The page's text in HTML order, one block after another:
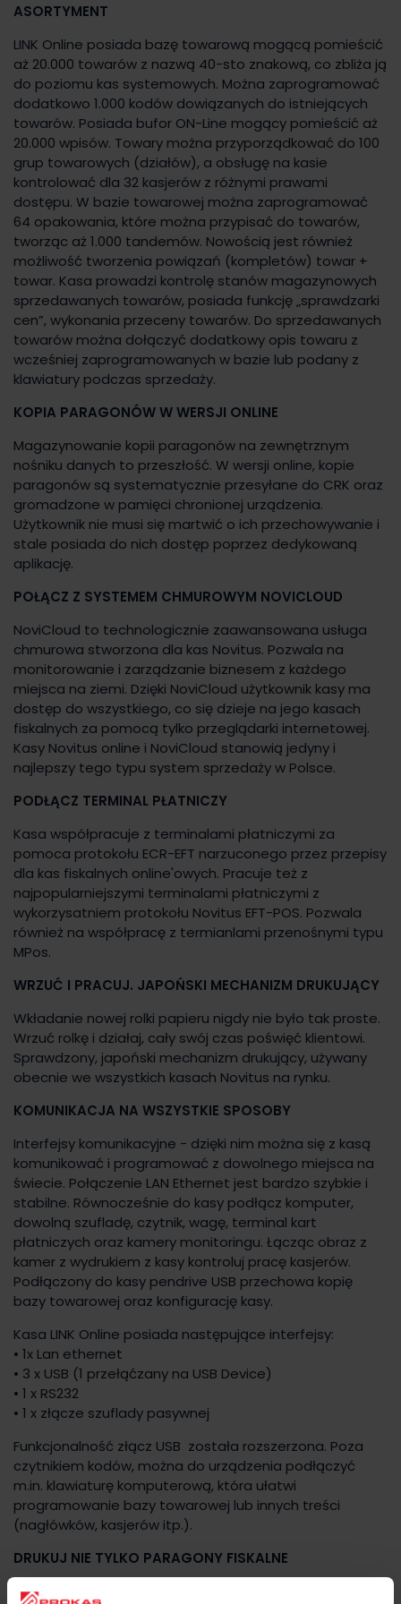
ASORTYMENT
LINK Online posiada bazę towarową mogącą pomieścić
aż 20.000 towarów z nazwą 40-sto znakową, co zbliża ją
do poziomu kas systemowych. Można zaprogramować
dodatkowo 1.000 kodów dowiązanych do istniejących
towarów. Posiada bufor ON-Line mogący pomieścić aż
20.000 wpisów. Towary można przyporządkować do 100
grup towarowych (działów), a obsługę na kasie
kontrolować dla 32 kasjerów z różnymi prawami
dostępu. W bazie towarowej można zaprogramować
64 opakowania, które można przypisać do towarów,
tworząc aż 1.000 tandemów. Nowością jest również
możliwość tworzenia powiązań (kompletów) towar +
towar. Kasa prowadzi kontrolę stanów magazynowych
sprzedawanych towarów, posiada funkcję „sprawdzarki
cen”, wykonania przeceny towarów. Do sprzedawanych
towarów można dołączyć dodatkowy opis towaru z
wcześniej zaprogramowanych w bazie lub podany z
klawiatury podczas sprzedaży.
KOPIA PARAGONÓW W WERSJI ONLINE
Magazynowanie kopii paragonów na zewnętrznym
nośniku danych to przeszłość. W wersji online, kopie
paragonów są systematycznie przesyłane do CRK oraz
gromadzone w pamięci chronionej urządzenia.
Użytkownik nie musi się martwić o ich przechowywanie i
stale posiada do nich dostęp poprzez dedykowaną
aplikację.
POŁĄCZ Z SYSTEMEM CHMUROWYM NOVICLOUD
NoviCloud to technologicznie zaawansowana usługa
chmurowa stworzona dla kas Novitus. Pozwala na
monitorowanie i zarządzanie biznesem z każdego
miejsca na ziemi. Dzięki NoviCloud użytkownik kasy ma
dostęp do wszystkiego, co się dzieje na jego kasach
fiskalnych za pomocą tylko przeglądarki internetowej.
Kasy Novitus online i NoviCloud stanowią jedyny i
najlepszy tego typu system sprzedaży w Polsce.
PODŁĄCZ TERMINAL PŁATNICZY
Kasa współpracuje z terminalami płatniczymi za
pomoca protokołu ECR-EFT narzuconego przez przepisy
dla kas fiskalnych online'owych. Pracuje też z
najpopularniejszymi terminalami płatniczymi z
wykorzysatniem protokołu Novitus EFT-POS. Pozwala
również na współpracę z termianlami przenośnymi typu
MPos.
WRZUĆ I PRACUJ. JAPOŃSKI MECHANIZM DRUKUJĄCY
Wkładanie nowej rolki papieru nigdy nie było tak proste.
Wrzuć rolkę i działaj, cały swój czas poświęć klientowi.
Sprawdzony, japoński mechanizm drukujący, używany
obecnie we wszystkich kasach Novitus na rynku.
KOMUNIKACJA NA WSZYSTKIE SPOSOBY
Interfejsy komunikacyjne - dzięki nim można się z kasą
komunikować i programować z dowolnego miejsca na
świecie. Połączenie LAN Ethernet jest bardzo szybkie i
stabilne. Równocześnie do kasy podłącz komputer,
dowolną szufladę, czytnik, wagę, terminal kart
płatniczych oraz kamery monitoringu. Łącząc obraz z
kamer z wydrukiem z kasy kontroluj pracę kasjerów.
Podłączony do kasy pendrive USB przechowa kopię
bazy towarowej oraz konfigurację kasy.
Kasa LINK Online posiada następujące interfejsy:
• 1x Lan ethernet
• 3 x USB (1 przełąćzany na USB Device)
• 1 x RS232
• 1 x złącze szuflady pasywnej
Funkcjonalność złącz USB została rozszerzona. Poza
czytnikiem kodów, można do urządzenia podłączyć
m.in. klawiaturę komputerową, która ułatwi
programowanie bazy towarowej lub innych treści
(nagłówków, kasjerów itp.).
DRUKUJ NIE TYLKO PARAGONY FISKALNE
Aby klienci nie zapomnieli gdzie kupili towar kasa LINK